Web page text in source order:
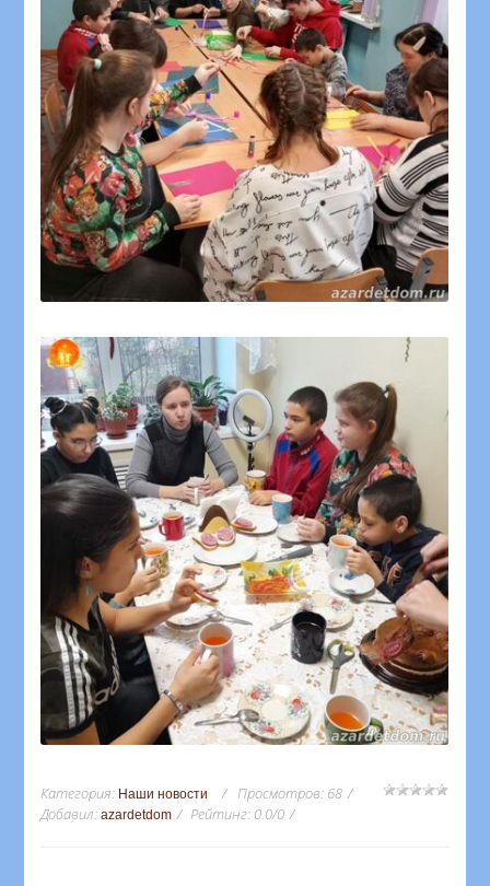
Категория: Наши новости Просмотров: 68
Добавил: azardetdom Рейтинг: 0.0/0